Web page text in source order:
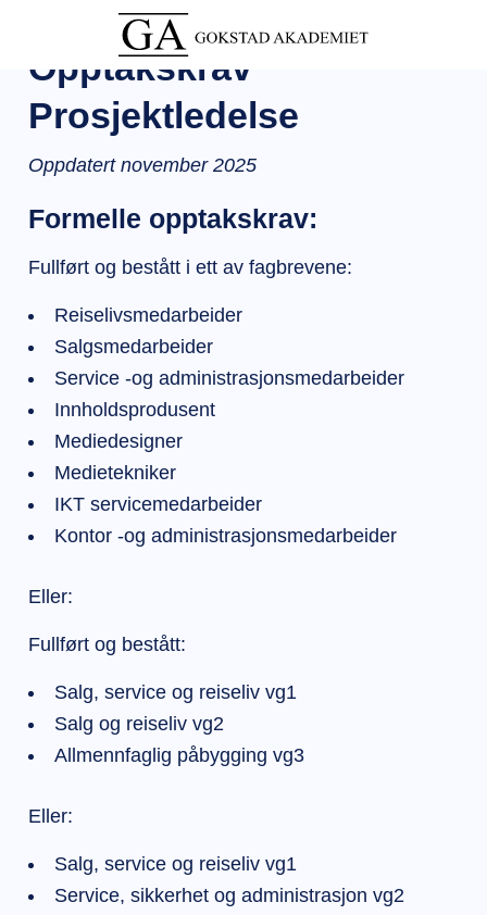
Opptakskrav
Prosjektledelse
Oppdatert november 2025
Formelle opptakskrav:
Fullført og bestått i ett av fagbrevene:
Reiselivsmedarbeider
Salgsmedarbeider
Service -og administrasjonsmedarbeider
Innholdsprodusent
Mediedesigner
Medietekniker
IKT servicemedarbeider
Kontor -og administrasjonsmedarbeider
Eller:
Fullført og bestått:
Salg, service og reiseliv vg1
Salg og reiseliv vg2
Allmennfaglig påbygging vg3
Eller:
Salg, service og reiseliv vg1
Service, sikkerhet og administrasjon vg2